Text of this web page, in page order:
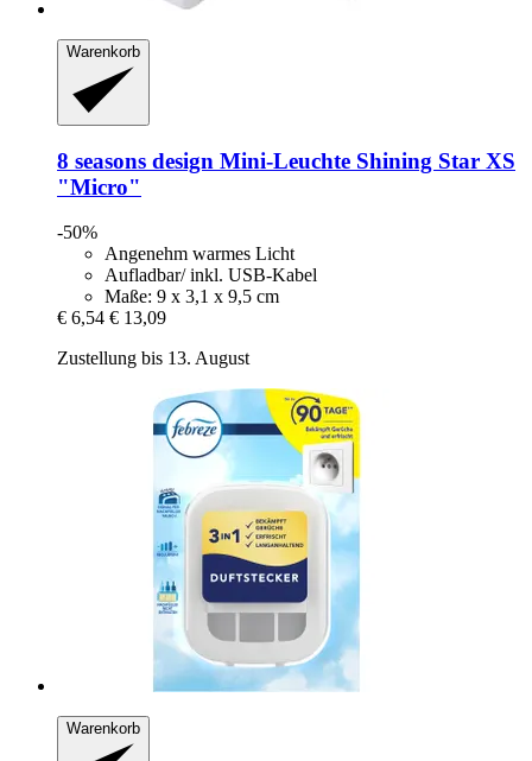
Warenkorb
8 seasons design Mini-​Leuchte Shining Star XS
"Micro"
-50%
Angenehm warmes Licht
Aufladbar/ inkl. USB-Kabel
Maße: 9 x 3,1 x 9,5 cm
€ 6,54 € 13,09
Zustellung bis 13. August
Warenkorb